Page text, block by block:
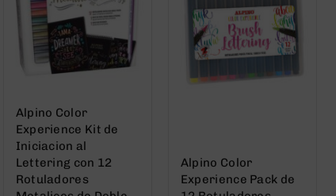
Alpino Color
Experience Kit de
Iniciacion al
Lettering con 12
Rotuladores
Alpino Color
Experience Pack de